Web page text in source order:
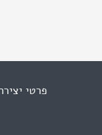
פרטי